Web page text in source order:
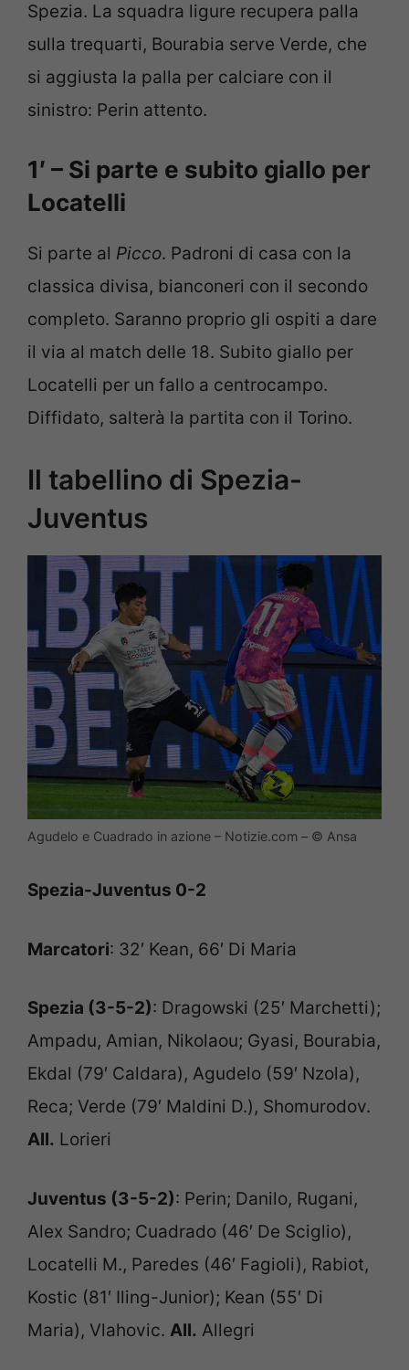
Spezia. La squadra ligure recupera palla
sulla trequarti, Bourabia serve Verde, che
si aggiusta la palla per calciare con il
sinistro: Perin attento.
1′ – Si parte e subito giallo per
Locatelli
Si parte al Picco. Padroni di casa con la
classica divisa, bianconeri con il secondo
completo. Saranno proprio gli ospiti a dare
il via al match delle 18. Subito giallo per
Locatelli per un fallo a centrocampo.
Diffidato, salterà la partita con il Torino.
Il tabellino di Spezia-
Juventus
Agudelo e Cuadrado in azione – Notizie.com – © Ansa
Spezia-Juventus 0-2
Marcatori: 32′ Kean, 66′ Di Maria
Spezia (3-5-2): Dragowski (25′ Marchetti);
Ampadu, Amian, Nikolaou; Gyasi, Bourabia,
Ekdal (79′ Caldara), Agudelo (59′ Nzola),
Reca; Verde (79′ Maldini D.), Shomurodov.
All. Lorieri
Juventus (3-5-2): Perin; Danilo, Rugani,
Alex Sandro; Cuadrado (46′ De Sciglio),
Locatelli M., Paredes (46′ Fagioli), Rabiot,
Kostic (81′ Iling-Junior); Kean (55′ Di
Maria), Vlahovic. All. Allegri